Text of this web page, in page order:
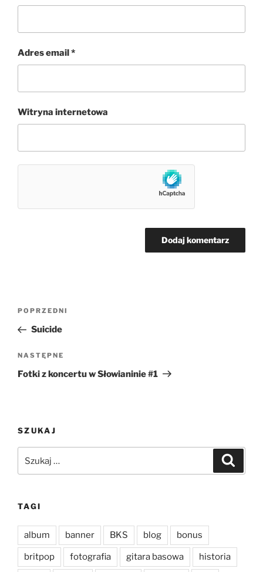
Adres email*
Witryna internetowa
Nawigacja
Poprzedni
wpis
POPRZEDNI
Suicide
Następny
wpis
NASTĘPNE
Fotki z koncertu w Słowianinie #1
SZUKAJ
TAGI
album banner BKS blog bonus
britpop fotografia gitara basowa historia